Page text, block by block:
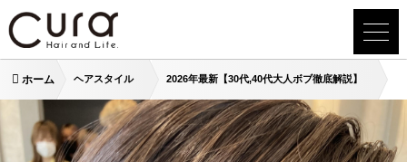
ホーム ヘアスタイル 2026年最新【30代,40代大人ボブ徹底解説】